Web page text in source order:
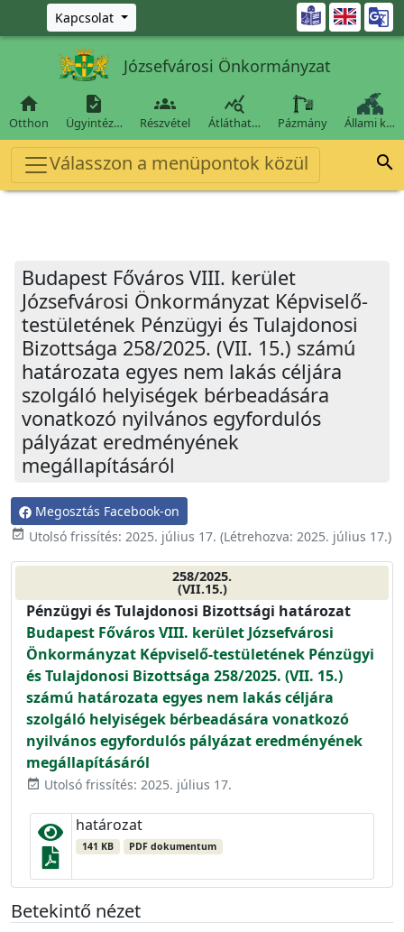
Ugrás a fő tartalomra
Kapcsolat 
Józsefvárosi Önkormányzat

Otthon

Ügyintéz…

Részvétel

Átláthat… Pázmány Állami k…
Válasszon a menüpontok közül 
Budapest Főváros VIII. kerület
Józsefvárosi Önkormányzat Képviselő-
testületének Pénzügyi és Tulajdonosi
Bizottsága 258/2025. (VII. 15.) számú
határozata egyes nem lakás céljára
szolgáló helyiségek bérbeadására
vonatkozó nyilvános egyfordulós
pályázat eredményének
megállapításáról
Megosztás Facebook-on
event_available Utolsó frissítés: 2025. július 17. (Létrehozva: 2025. július 17.)
258/2025.
(VII.15.)
Pénzügyi és Tulajdonosi Bizottsági határozat
Budapest Főváros VIII. kerület Józsefvárosi
Önkormányzat Képviselő-testületének Pénzügyi
és Tulajdonosi Bizottsága 258/2025. (VII. 15.)
számú határozata egyes nem lakás céljára
szolgáló helyiségek bérbeadására vonatkozó
nyilvános egyfordulós pályázat eredményének
megállapításáról
event_available Utolsó frissítés: 2025. július 17.
határozat
141 KB PDF dokumentum
Betekintő nézet